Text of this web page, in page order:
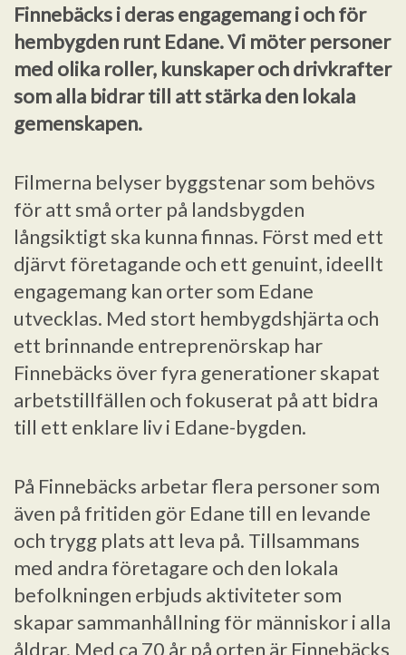
Finnebäcks i deras engagemang i och för
hembygden runt Edane. Vi möter personer
med olika roller, kunskaper och drivkrafter
som alla bidrar till att stärka den lokala
gemenskapen.
Filmerna belyser byggstenar som behövs
för att små orter på landsbygden
långsiktigt ska kunna finnas. Först med ett
djärvt företagande och ett genuint, ideellt
engagemang kan orter som Edane
utvecklas. Med stort hembygdshjärta och
ett brinnande entreprenörskap har
Finnebäcks över fyra generationer skapat
arbetstillfällen och fokuserat på att bidra
till ett enklare liv i Edane-bygden.
På Finnebäcks arbetar flera personer som
även på fritiden gör Edane till en levande
och trygg plats att leva på. Tillsammans
med andra företagare och den lokala
befolkningen erbjuds aktiviteter som
skapar sammanhållning för människor i alla
åldrar. Med ca 70 år på orten är Finnebäcks